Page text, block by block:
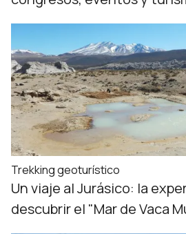
Trekking geoturístico
Un viaje al Jurásico: la
descubrir el "Mar de Vaca